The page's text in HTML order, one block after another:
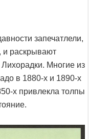
запечатлели,
и раскрывают
Многие из
в 1880-х и 1890-х
х привлекла толпы